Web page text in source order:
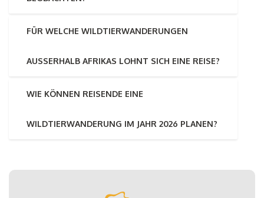
FÜR WELCHE WILDTIERWANDERUNGEN
AUSSERHALB AFRIKAS LOHNT SICH EINE REISE?
WIE KÖNNEN REISENDE EINE
WILDTIERWANDERUNG IM JAHR 2026 PLANEN?